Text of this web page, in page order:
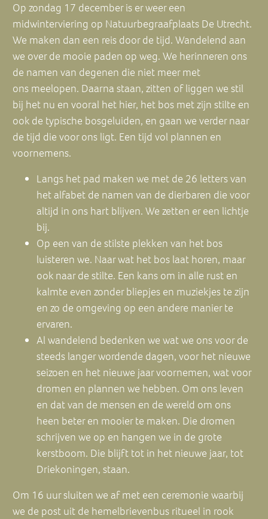
Op zondag 17 december is er weer een
midwinterviering op Natuurbegraafplaats De Utrecht.
We maken dan een reis door de tijd. Wandelend aan
we over de mooie paden op weg. We herinneren ons
de namen van degenen die niet meer met
ons meelopen. Daarna staan, zitten of liggen we stil
bij het nu en vooral het hier, het bos met zijn stilte en
ook de typische bosgeluiden, en gaan we verder naar
de tijd die voor ons ligt. Een tijd vol plannen en
voornemens.
Langs het pad maken we met de 26 letters van
het alfabet de namen van de dierbaren die voor
altijd in ons hart blijven. We zetten er een lichtje
bij.
Op een van de stilste plekken van het bos
luisteren we. Naar wat het bos laat horen, maar
ook naar de stilte. Een kans om in alle rust en
kalmte even zonder bliepjes en muziekjes te zijn
en zo de omgeving op een andere manier te
ervaren.
Al wandelend bedenken we wat we ons voor de
steeds langer wordende dagen, voor het nieuwe
seizoen en het nieuwe jaar voornemen, wat voor
dromen en plannen we hebben. Om ons leven
en dat van de mensen en de wereld om ons
heen beter en mooier te maken. Die dromen
schrijven we op en hangen we in de grote
kerstboom. Die blijft tot in het nieuwe jaar, tot
Driekoningen, staan.
Om 16 uur sluiten we af met een ceremonie waarbij
we de post uit de hemelbrievenbus ritueel in rook